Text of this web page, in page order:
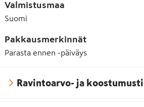
Valmistusmaa
Suomi
Pakkausmerkinnät
Parasta ennen -päiväys
Ravintoarvo- ja